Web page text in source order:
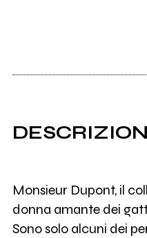
Monsieur Dupont, il
donna amante dei
Sono solo alcuni dei